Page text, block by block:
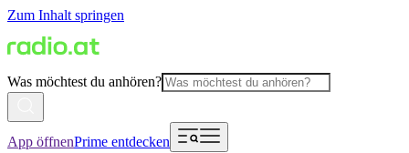
Zum Inhalt springen
Was möchtest du anhören?
App öffnenPrime entdecken